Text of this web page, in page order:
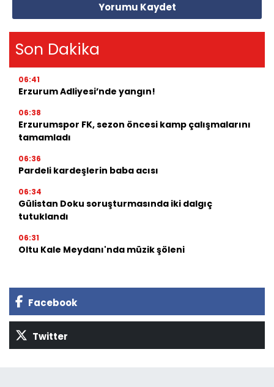
Yorumu Kaydet
Son Dakika
06:41
Erzurum Adliyesi’nde yangın!
06:38
Erzurumspor FK, sezon öncesi kamp çalışmalarını
tamamladı
06:36
Pardeli kardeşlerin baba acısı
06:34
Gülistan Doku soruşturmasında iki dalgıç
tutuklandı
06:31
Oltu Kale Meydanı'nda müzik şöleni
Facebook
Twitter